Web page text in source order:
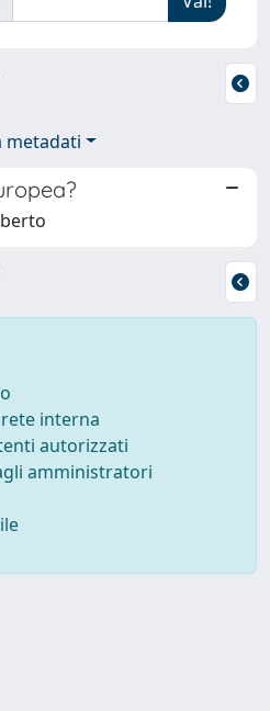
metadati
interna
autorizzati
amministratori